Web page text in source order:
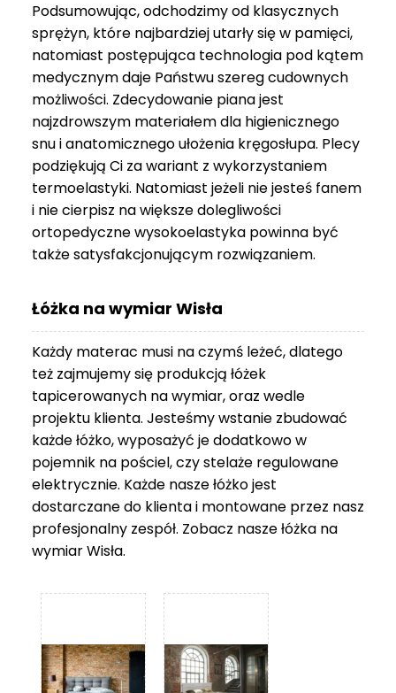
Podsumowując, odchodzimy od klasycznych
sprężyn, które najbardziej utarły się w pamięci,
natomiast postępująca technologia pod kątem
medycznym daje Państwu szereg cudownych
możliwości. Zdecydowanie piana jest
najzdrowszym materiałem dla higienicznego
snu i anatomicznego ułożenia kręgosłupa. Plecy
podziękują Ci za wariant z wykorzystaniem
termoelastyki. Natomiast jeżeli nie jesteś fanem
i nie cierpisz na większe dolegliwości
ortopedyczne wysokoelastyka powinna być
także satysfakcjonującym rozwiązaniem.
Łóżka na wymiar Wisła
Każdy materac musi na czymś leżeć, dlatego
też zajmujemy się produkcją łóżek
tapicerowanych na wymiar, oraz wedle
projektu klienta. Jesteśmy wstanie zbudować
każde łóżko, wyposażyć je dodatkowo w
pojemnik na pościel, czy stelaże regulowane
elektrycznie. Każde nasze łóżko jest
dostarczane do klienta i montowane przez nasz
profesjonalny zespół. Zobacz naszełóżka na
wymiar Wisła.